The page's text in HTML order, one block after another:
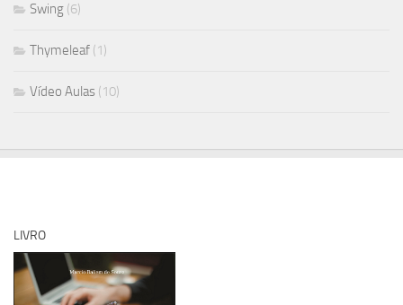
Swing (6)
Thymeleaf (1)
Vídeo Aulas (10)
LIVRO